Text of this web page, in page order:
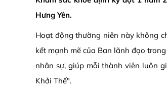
Hưng Yên.
Hoạt động thường niên này không
kết mạnh mẽ của Ban lãnh đạo
nhân sự, giúp mỗi thành viên luôn
Khởi Thế".